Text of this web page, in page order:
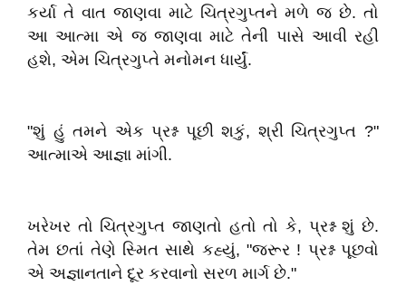
કર્યા તે વાત જાણવા માટે ચિત્રગુપ્તને મળે જ છે. તો
આ આત્મા એ જ જાણવા માટે તેની પાસે આવી રહી
હશે, એમ ચિત્રગુપ્તે મનોમન ધાર્યું.
"શું હું તમને એક પ્રશ્ન પૂછી શકું, શ્રી ચિત્રગુપ્ત ?"
આત્માએ આજ્ઞા માંગી.
ખરેખર તો ચિત્રગુપ્ત જાણતો હતો તો કે, પ્રશ્ન શું છે.
તેમ છતાં તેણે સ્મિત સાથે કહ્યું, "જરૂર ! પ્રશ્ન પૂછવો
એ અજ્ઞાનતાને દૂર કરવાનો સરળ માર્ગ છે."